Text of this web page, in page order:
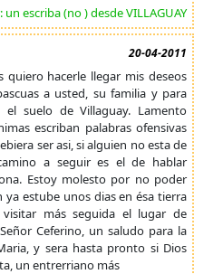
escriba (no ) desde VILLAGUAY
20-04-2011
quiero hacerle llegar mis deseos
a usted, su familia y para
suelo de Villaguay. Lamento
escriban palabras ofensivas
ser asi, si alguien no esta de
a seguir es el de hablar
Estoy molesto por no poder
ya estube unos dias en ésa tierra
más seguida el lugar de
Ceferino, un saludo para la
y sera hasta pronto si Dios
un entrerriano más